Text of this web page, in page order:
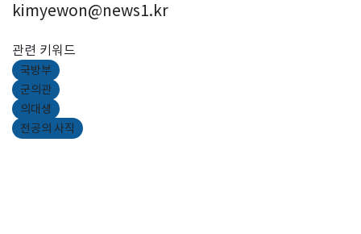
kimyewon@news1.kr
관련 키워드
국방부
군의관
의대생
전공의 사직